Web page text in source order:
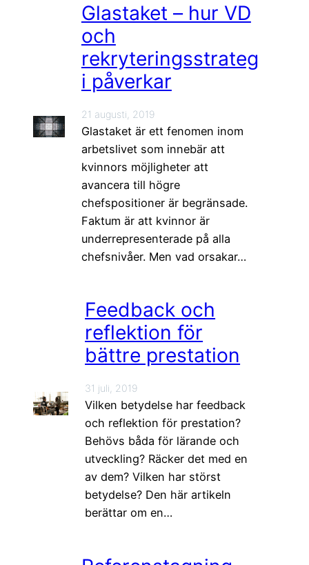
Glastaket – hur VD
och
rekryteringsstrateg
i påverkar
21 augusti, 2019
Glastaket är ett fenomen inom
arbetslivet som innebär att
kvinnors möjligheter att
avancera till högre
chefspositioner är begränsade.
Faktum är att kvinnor är
underrepresenterade på alla
chefsnivåer. Men vad orsakar…
Feedback och
reflektion för
bättre prestation
31 juli, 2019
Vilken betydelse har feedback
och reflektion för prestation?
Behövs båda för lärande och
utveckling? Räcker det med en
av dem? Vilken har störst
betydelse? Den här artikeln
berättar om en…